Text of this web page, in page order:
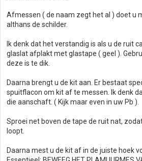
Afmessen ( de naam zegt het al ) doet u
althans de schilder.
Ik denk dat het verstandig is als u de ruit
glaslat afplakt met glastape ( geel ).
deze is te dik.
Daarna brengt u de kit aan. Er bestaat
spuitflacon om kit af te messen. Ik denk
die aanschaft. ( Kijk maar even in uw Pb ).
Sproei net boven de tape de ruit nat,
loopt.
Daarna mest u de kit af in de juiste hoek